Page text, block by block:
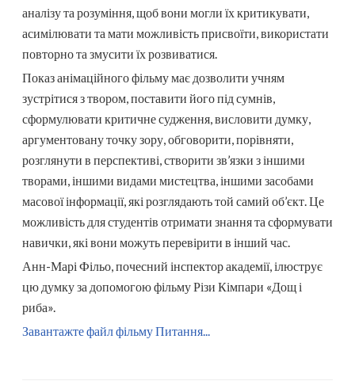
аналізу та розуміння, щоб вони могли їх критикувати,
асимілювати та мати можливість присвоїти, використати
повторно та змусити їх розвиватися.
Показ анімаційного фільму має дозволити учням
зустрітися з твором, поставити його під сумнів,
сформулювати критичне судження, висловити думку,
аргументовану точку зору, обговорити, порівняти,
розглянути в перспективі, створити зв’язки з іншими
творами, іншими видами мистецтва, іншими засобами
масової інформації, які розглядають той самий об’єкт. Це
можливість для студентів отримати знання та сформувати
навички, які вони можуть перевірити в інший час.
Анн-Марі Фільо, почесний інспектор академії, ілюструє
цю думку за допомогою фільму Різи Кімпари «Дощ і
риба».
Завантажте файл фільму Питання...